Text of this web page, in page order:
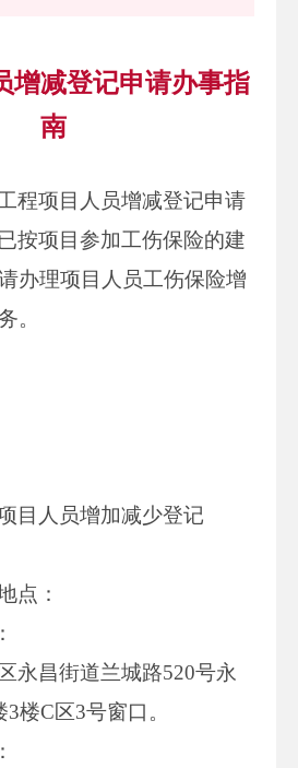
增减登记申请办事指
南
程项目人员增减登记申请
按项目参加工伤保险的建
办理项目人员工伤保险增
。
目人员增加减少登记
点：
永昌街道兰城路520号永
楼C区3号窗口。